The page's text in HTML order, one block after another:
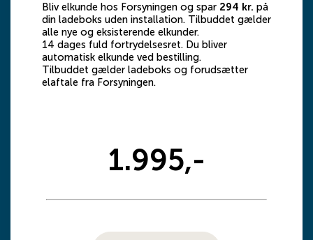
Bliv elkunde hos Forsyningen og spar 294 kr. på
din ladeboks uden installation. Tilbuddet gælder
alle nye og eksisterende elkunder.
14 dages fuld fortrydelsesret. Du bliver
automatisk elkunde ved bestilling.
Tilbuddet gælder ladeboks og forudsætter
elaftale fra Forsyningen.
1.995,-